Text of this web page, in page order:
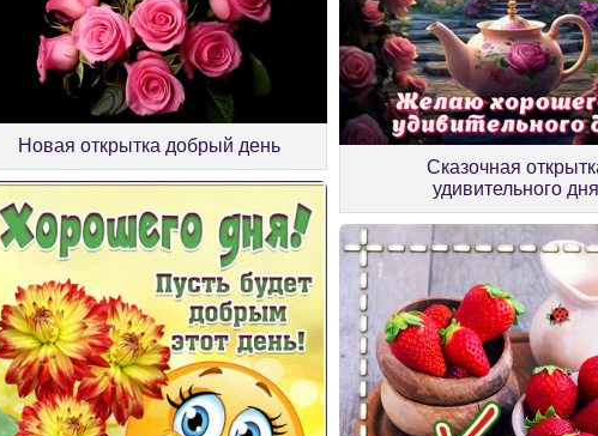
Новая открытка добрый день
Сказочная
удивительного